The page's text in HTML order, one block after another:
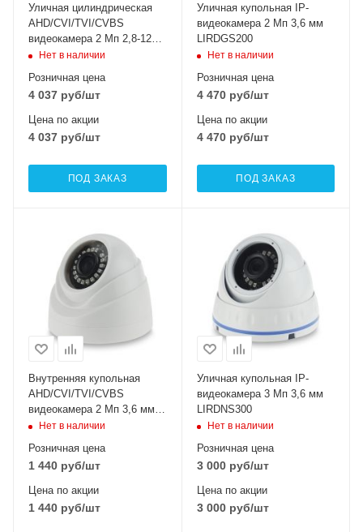
Уличная цилиндрическая
AHD/CVI/TVI/CVBS
видеокамера 2 Мп 2,8-12
мм LBP60HTC200ESL
Нет в наличии
Розничная цена
4 037 руб/шт
Цена по акции
4 037 руб/шт
ПОД ЗАКАЗ
Уличная купольная IP-
видеокамера 2 Мп 3,6 мм
LIRDGS200
Нет в наличии
Розничная цена
4 470руб/шт
Цена по акции
4 470руб/шт
ПОД ЗАКАЗ
Внутренняя купольная
AHD/CVI/TVI/CVBS
видеокамера 2 Мп 3,6 мм
LIRDLHTC200FS
Нет в наличии
Розничная цена
1 440 руб/шт
Цена по акции
1 440 руб/шт
Уличная купольная IP-
видеокамера 3 Мп 3,6 мм
LIRDNS300
Нет в наличии
Розничная цена
3 000руб/шт
Цена по акции
3 000руб/шт